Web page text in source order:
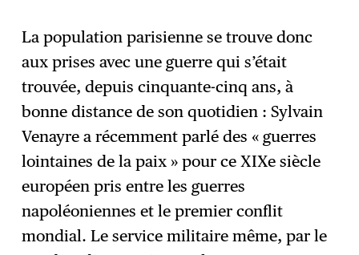
La population parisienne se trouve donc
aux prises avec une guerre qui s’était
trouvée, depuis cinquante-cinq ans, à
bonne distance de son quotidien : Sylvain
Venayre a récemment parlé des « guerres
lointaines de la paix » pour ce XIXe siècle
européen pris entre les guerres
napoléoniennes et le premier conflit
mondial. Le service militaire même, par le